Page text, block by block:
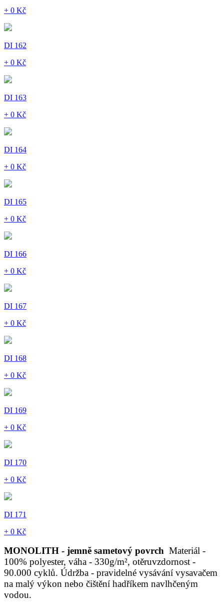
+ 0 Kč
DI 162
+ 0 Kč
DI 163
+ 0 Kč
DI 164
+ 0 Kč
DI 165
+ 0 Kč
DI 166
+ 0 Kč
DI 167
+ 0 Kč
DI 168
+ 0 Kč
DI 169
+ 0 Kč
DI 170
+ 0 Kč
DI 171
+ 0 Kč
MONOLITH - jemně sametový povrch Materiál -
100% polyester, váha - 330g/m², otěruvzdornost -
90.000 cyklů. Údržba - pravidelné vysávání vysavačem
na malý výkon nebo čištění hadříkem navlhčeným
vodou.